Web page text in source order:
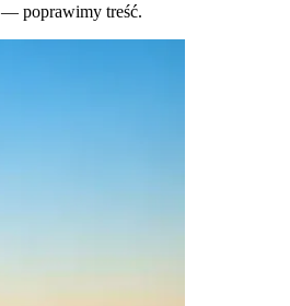
— poprawimy treść.